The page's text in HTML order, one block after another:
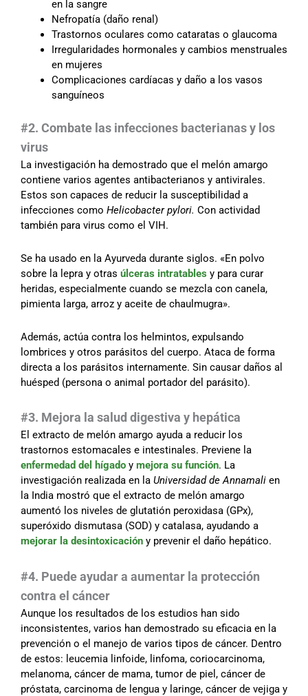
en la sangre
Nefropatía (daño renal)
Trastornos oculares como cataratas o glaucoma
Irregularidades hormonales y cambios menstruales
en mujeres
Complicaciones cardíacas y daño a los vasos
sanguíneos
#2. Combate las infecciones bacterianas y los
virus
La investigación ha demostrado que el melón amargo
contiene varios agentes antibacterianos y antivirales.
Estos son capaces de reducir la susceptibilidad a
infecciones como Helicobacter pylori. Con actividad
también para virus como el VIH.
Se ha usado en la Ayurveda durante siglos. «En polvo
sobre la lepra y otras úlceras intratables y para curar
heridas, especialmente cuando se mezcla con canela,
pimienta larga, arroz y aceite de chaulmugra».
Además, actúa contra los helmintos, expulsando
lombrices y otros parásitos del cuerpo. Ataca de forma
directa a los parásitos internamente. Sin causar daños al
huésped (persona o animal portador del parásito).
#3. Mejora la salud digestiva y hepática
El extracto de melón amargo ayuda a reducir los
trastornos estomacales e intestinales. Previene la
enfermedad del hígado y mejora su función. La
investigación realizada en la Universidad de Annamali en
la India mostró que el extracto de melón amargo
aumentó los niveles de glutatión peroxidasa (GPx),
superóxido dismutasa (SOD) y catalasa, ayudando a
mejorar la desintoxicación y prevenir el daño hepático.
#4. Puede ayudar a aumentar la protección
contra el cáncer
Aunque los resultados de los estudios han sido
inconsistentes, varios han demostrado su eficacia en la
prevención o el manejo de varios tipos de cáncer. Dentro
de estos: leucemia linfoide, linfoma, coriocarcinoma,
melanoma, cáncer de mama, tumor de piel, cáncer de
próstata, carcinoma de lengua y laringe, cáncer de vejiga y